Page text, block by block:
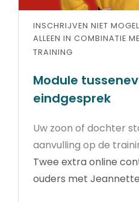
INSCHRIJVEN NIET
ALLEEN IN COMBINATIE
TRAINING
Module
eindgesprek
Uw zoon of dochter
aanvulling op de
Twee extra online
ouders met